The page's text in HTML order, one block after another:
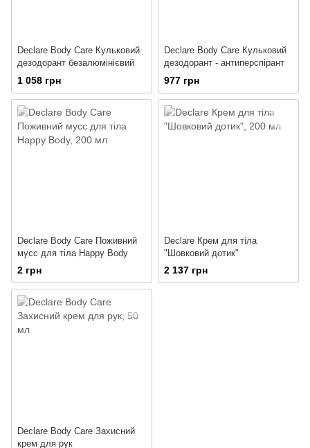
Declare Body Care Кульковий
дезодорант безалюмінієвий
1 058 грн
Declare Body Care Кульковий
дезодорант - антиперспірант
977 грн
Declare Body Care Поживний
мусс для тіла Happy Body
2 грн
Declare Крем для тіла
"Шовковий дотик"
2 137 грн
Declare Body Care Захисний
крем для рук